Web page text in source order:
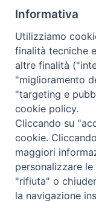
Redazione
Scrivici
Copyright ©
Trentina
Privacy Policy
Informativa
Utilizziamo
finalità tecniche
altre finalità
"miglioramento
"targeting e
cookie policy.
Cliccando su
cookie.
maggiori
personalizzare
"rifiuta" o
la navigazione